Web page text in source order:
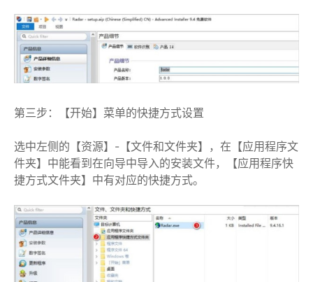
第三步：【开始】菜单的快捷方式设置
选中左侧的【资源】-【文件和文件夹】，在【应用程序文
件夹】中能看到在向导中导入的安装文件，【应用程序快
捷方式文件夹】中有对应的快捷方式。